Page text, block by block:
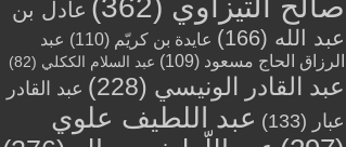
عادل بن
عبد الله (166) عايدة بن كريّم (110)
عبد
الرزاق الحاج مسعود (109) عبد السلام الككلي (82)
عبد القادر الونيسي (228)
عبد القادر
عبار (133)
عبد اللطيف علوي